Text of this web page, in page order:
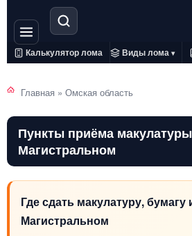
Калькулятор лома Виды лома ▾
Главная » Омская область
Пункты приёма
Магистральном
Где сдать макулатуру, бумагу
Магистральном